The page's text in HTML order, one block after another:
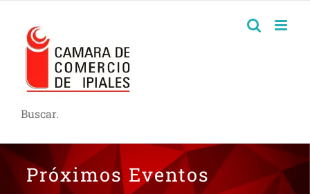
Buscar.
Próximos Eventos